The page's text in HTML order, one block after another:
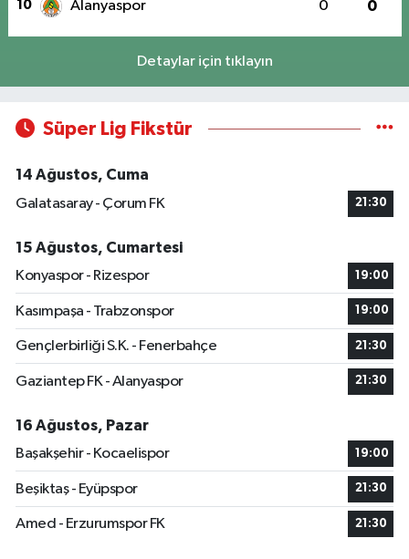
10 Alanyaspor 0 0
Detaylar için tıklayın
Süper Lig Fikstür
14 Ağustos, Cuma
Galatasaray - Çorum FK
21:30
15 Ağustos, Cumartesi
Konyaspor - Rizespor
19:00
Kasımpaşa - Trabzonspor 19:00
Gençlerbirliği S.K. - Fenerbahçe 21:30
Gaziantep FK - Alanyaspor 21:30
16 Ağustos, Pazar
Başakşehir - Kocaelispor
19:00
Beşiktaş - Eyüpspor 21:30
Amed - Erzurumspor FK 21:30